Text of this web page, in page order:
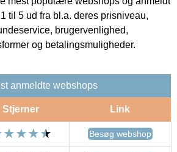
til 5 ud fra bl.a. deres prisniveau,
brugervenlighed,
og betalingsmuligheder.
anmeldte webshops
Stjerner Link
Besøg webshop